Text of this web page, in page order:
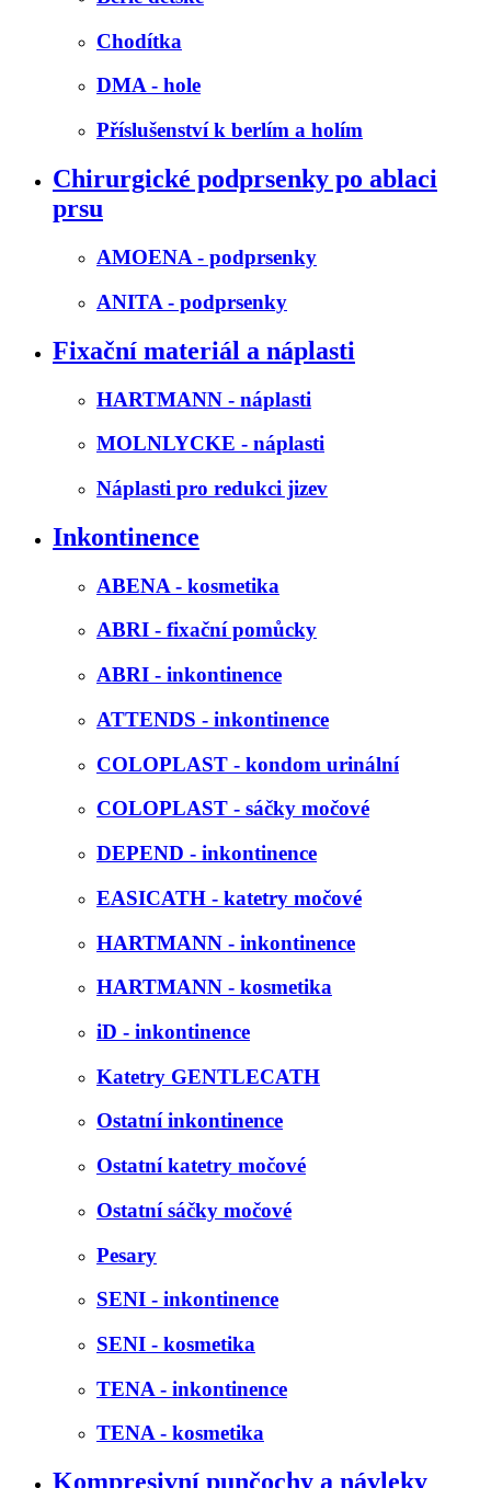
Chodítka
DMA - hole
Příslušenství k berlím a holím
Chirurgické podprsenky po ablaci
prsu
AMOENA - podprsenky
ANITA - podprsenky
Fixační materiál a náplasti
HARTMANN - náplasti
MOLNLYCKE - náplasti
Náplasti pro redukci jizev
Inkontinence
ABENA - kosmetika
ABRI - fixační pomůcky
ABRI - inkontinence
ATTENDS - inkontinence
COLOPLAST - kondom urinální
COLOPLAST - sáčky močové
DEPEND - inkontinence
EASICATH - katetry močové
HARTMANN - inkontinence
HARTMANN - kosmetika
iD - inkontinence
Katetry GENTLECATH
Ostatní inkontinence
Ostatní katetry močové
Ostatní sáčky močové
Pesary
SENI - inkontinence
SENI - kosmetika
TENA - inkontinence
TENA - kosmetika
Kompresivní punčochy a návleky